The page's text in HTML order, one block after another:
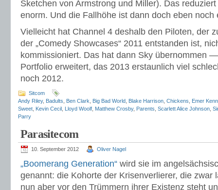
Sketchen von Armstrong und Miller). Das
enorm. Und die Fallhöhe ist dann doch eben noch
Vielleicht hat Channel 4 deshalb den Piloten, der
der „Comedy Showcases“ 2011 entstanden ist,
kommissioniert. Das hat dann Sky übernommen
Portfolio erweitert, das 2013 erstaunlich viel
noch 2012.
Sitcom
Andy Riley, Badults Ben Clark Big Bad World Blake Harrison Chickens
Emer
Sweet Kevin Cecil Lloyd Woolf Matthew Crosby, Parents Scarlett Alice Johnson
Parry
Parasitecom
10. September 2012 Oliver Nagel
„Boomerang Generation“ wird sie im
genannt: die Kohorte der Krisenverlierer, die zwar
nun aber vor den Trümmern ihrer Existenz steht